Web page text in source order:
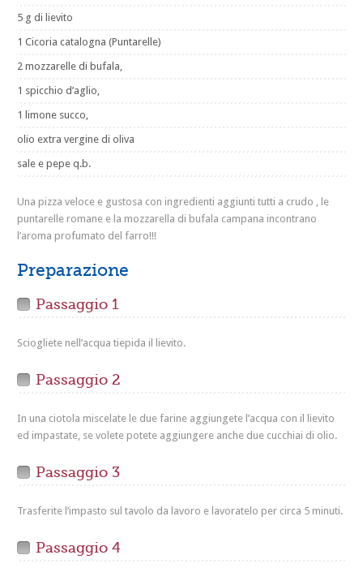
5 g di lievito
1 Cicoria catalogna (Puntarelle)
2 mozzarelle di bufala,
1 spicchio d’aglio,
1 limone succo,
olio extra vergine di oliva
sale e pepe q.b.
Una pizza veloce e gustosa con ingredienti aggiunti tutti a crudo , le
puntarelle romane e la mozzarella di bufala campana incontrano
l’aroma profumato del farro!!!
Preparazione
Passaggio 1
Sciogliete nell’acqua tiepida il lievito.
Passaggio 2
In una ciotola miscelate le due farine aggiungete l’acqua con il lievito
ed impastate, se volete potete aggiungere anche due cucchiai di olio.
Passaggio 3
Trasferite l’impasto sul tavolo da lavoro e lavoratelo per circa 5 minuti.
Passaggio 4